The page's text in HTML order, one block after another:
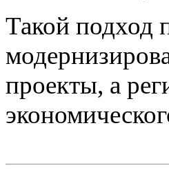
Такой подход
проекты, а